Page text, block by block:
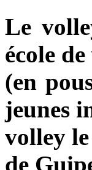
Le
école
(en
jeunes
volley
de